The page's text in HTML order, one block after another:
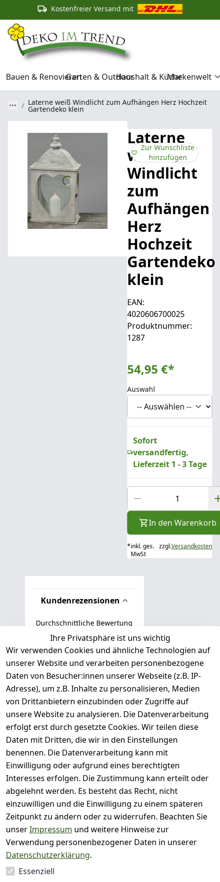
Kostenfreier Versand mit
Bauen & RenovierenGarten & OutdoorHaushalt & KücheMarkenwelt
Laterne weiß Windlicht zum Aufhängen Herz Hochzeit
Gartendeko klein
Laterne
weiß
Windlicht
zum
Aufhängen
Herz
Hochzeit
Gartendeko
klein
EAN:
4020606700025
Produktnummer:
1287
54,95 €*
Auswahl
Zur Wunschliste
hinzufügen
Sofort
versandfertig,
Lieferzeit 1 - 3 Tage
In den Warenkorb
*inkl. ges.
MwSt
zzgl.Versandkosten
Kundenrezensionen
Durchschnittliche Bewertung
0
Basierend auf 0 Bewertung(en)
Bewertung abgeben
5
( 0
)
4
( 0
)
3
( 0
)
2
( 0
1
)
Es hat noch niemand
eine Bewertung für
diesen Artikel
abgegeben
Ihre Privatsphäre ist uns wichtig
Wir verwenden Cookies und ähnliche Technologien auf
unserer Website und verarbeiten personenbezogene
Daten von Besucher:innen unserer Webseite (z.B. IP-
Adresse), um z.B. Inhalte zu personalisieren, Medien
von Drittanbietern einzubinden oder Zugriffe auf
unsere Website zu analysieren. Die Datenverarbeitung
erfolgt erst durch gesetzte Cookies. Wir teilen diese
Daten mit Dritten, die wir in den Einstellungen
benennen. Die Datenverarbeitung kann mit
Einwilligung oder aufgrund eines berechtigten
Interesses erfolgen. Die Zustimmung kann erteilt oder
abgelehnt werden. Es besteht das Recht, nicht
einzuwilligen und die Einwilligung zu einem späteren
Zeitpunkt zu ändern oder zu widerrufen. Beachten Sie
unserImpressum und weitere Hinweise zur
Verwendung personenbezogener Daten in unserer
Datenschutzerklärung.
Essenziell